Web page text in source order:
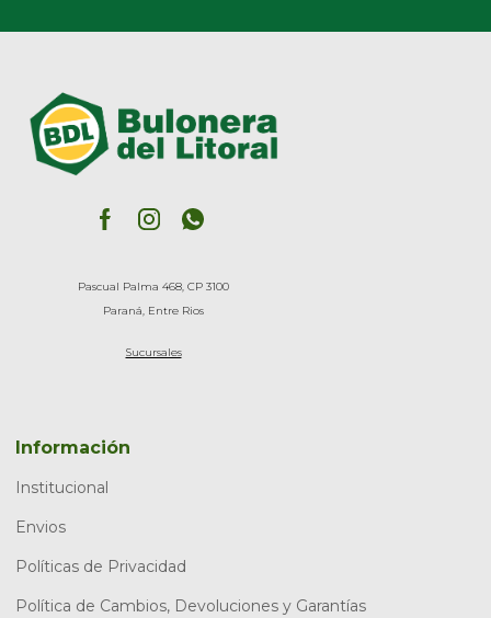
Pascual Palma 468, CP 3100
Paraná, Entre Rios
Sucursales
Información
Institucional
Envios
Políticas de Privacidad
Política de Cambios, Devoluciones y Garantías